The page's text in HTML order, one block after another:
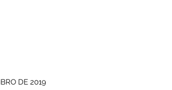
DE 2019